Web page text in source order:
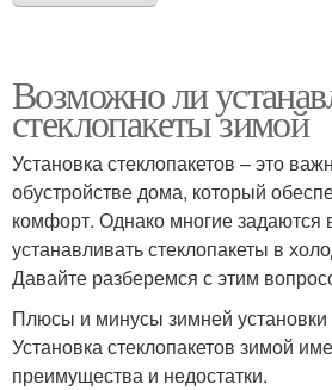
Возможно ли
стеклопакеты зимой
Установка стеклопакетов – это
обустройстве дома, который
комфорт. Однако многие
устанавливать стеклопакеты в
Давайте разберемся с этим
Плюсы и минусы зимней установки
Установка стеклопакетов зимой
преимущества и недостатки.